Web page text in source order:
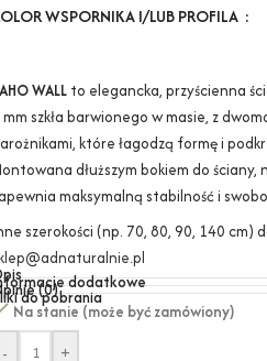
WSPORNIKA I/LUB PROFILA
WALLto elegancka, przyścienna
mm szkła barwionego w masie, z
które łagodzą formę i
dłuższym bokiem do ściany,
maksymalną stabilność i
szerokości (np. 70, 80, 90, 140 cm)
dodatkowe
(0)
do pobrania
Na stanie (może być zamówiony)
-
+